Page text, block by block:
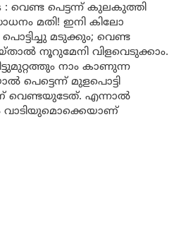
: വെണ്ട പെട്ടന്ന് കുലകുത്തി
മതി! ഇനി കിലോ
മടുക്കും; വെണ്ട
നൂറുമേനി വിളവെടുക്കാം.
നാം കാണുന്ന
പെട്ടെന്ന് മുളപൊട്ടി
വെണ്ടയുടേത്. എന്നാൽ
വാടിയുമൊക്കെയാണ്